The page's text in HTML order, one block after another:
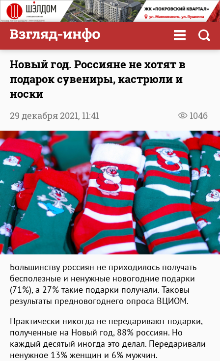
Новый год. Россияне не хотят в
подарок сувениры, кастрюли и
носки
1046
29 декабря 2021, 11:41
Большинству россиян не приходилось получать
бесполезные и ненужные новогодние подарки
(71%), а 27% такие подарки получали. Таковы
результаты предновогоднего опроса ВЦИОМ.
Практически никогда не передаривают подарки,
полученные на Новый год, 88% россиян. Но
каждый десятый иногда это делал. Передаривали
ненужное 13% женщин и 6% мужчин.